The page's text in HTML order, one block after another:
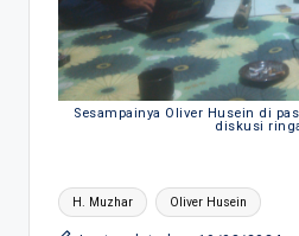
Sesampainya Oliver Husein di
diskusi
Tags:
H. Muzhar Oliver Husein